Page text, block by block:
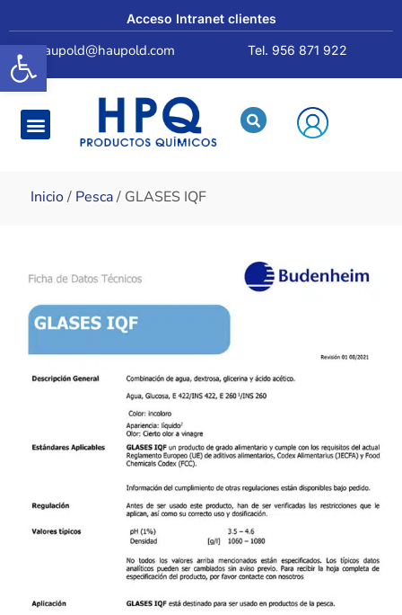
Abrir barra de herramientas
Acceso Intranet clientes
haupold@haupold.com Tel. 956 871 922
Inicio/ Pesca/ GLASES IQF